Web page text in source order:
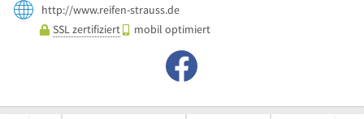
http://www.reifen-strauss.de
SSL zertifiziert
mobil optimiert